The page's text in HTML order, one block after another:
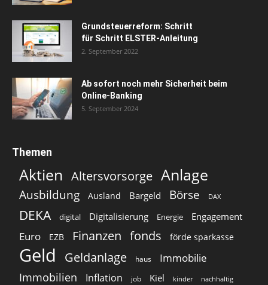
Grundsteuerreform: Schritt
für Schritt ELSTER-Anleitung
2. September 2022
Ab sofort noch mehr Sicherheit beim
Online-Banking
5. September 2024
Themen
Aktien Altersvorsorge Anlage
Ausbildung Ausland Bargeld Börse DAX
DEKA digital Digitalisierung Energie Engagement
Euro EZB Finanzen fonds förde sparkasse
Geld Geldanlage haus Immobilie
Immobilien Inflation job Kiel kinder nachhaltig